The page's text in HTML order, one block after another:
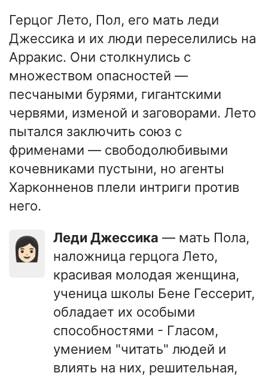
Герцог Лето, Пол, его мать леди
Джессика и их люди переселились на
Арракис. Они столкнулись с
множеством опасностей —
песчаными бурями, гигантскими
червями, изменой и заговорами. Лето
пытался заключить союз с
фрименами — свободолюбивыми
кочевниками пустыни, но агенты
Харконненов плели интриги против
него.
👩🏻 Леди Джессика — мать Пола,
наложница герцога Лето,
красивая молодая женщина,
ученица школы Бене Гессерит,
обладает их особыми
способностями - Гласом,
умением "читать" людей и
влиять на них, решительная,